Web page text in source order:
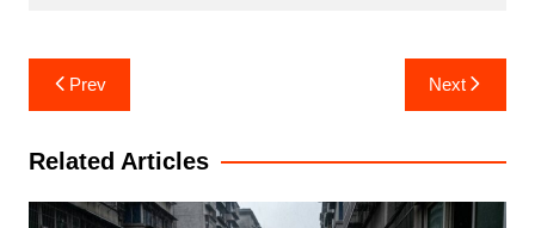
Post
navigation
Prev Next
Related Articles